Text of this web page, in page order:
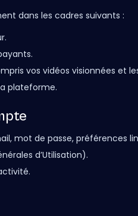
dans les cadres suivants :
vos vidéos visionnées et
plateforme.
mot de passe, préférences
d’Utilisation).